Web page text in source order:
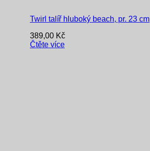
Twirl talíř hluboký beach, pr. 23 cm
389,00 Kč
Čtěte více